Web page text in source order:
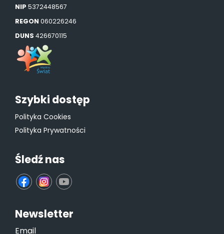
NIP 5372448567
REGON 060226246
DUNS 426670115
Szybki dostęp
Polityka Cookies
Polityka Prywatności
Śledź nas
fb ins yt
Newsletter
Email